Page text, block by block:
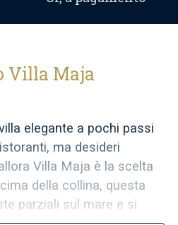
Villa Maja
elegante a pochi passi
ma desideri
Villa Maja è la scelta
della collina, questa
parziali sul mare e si